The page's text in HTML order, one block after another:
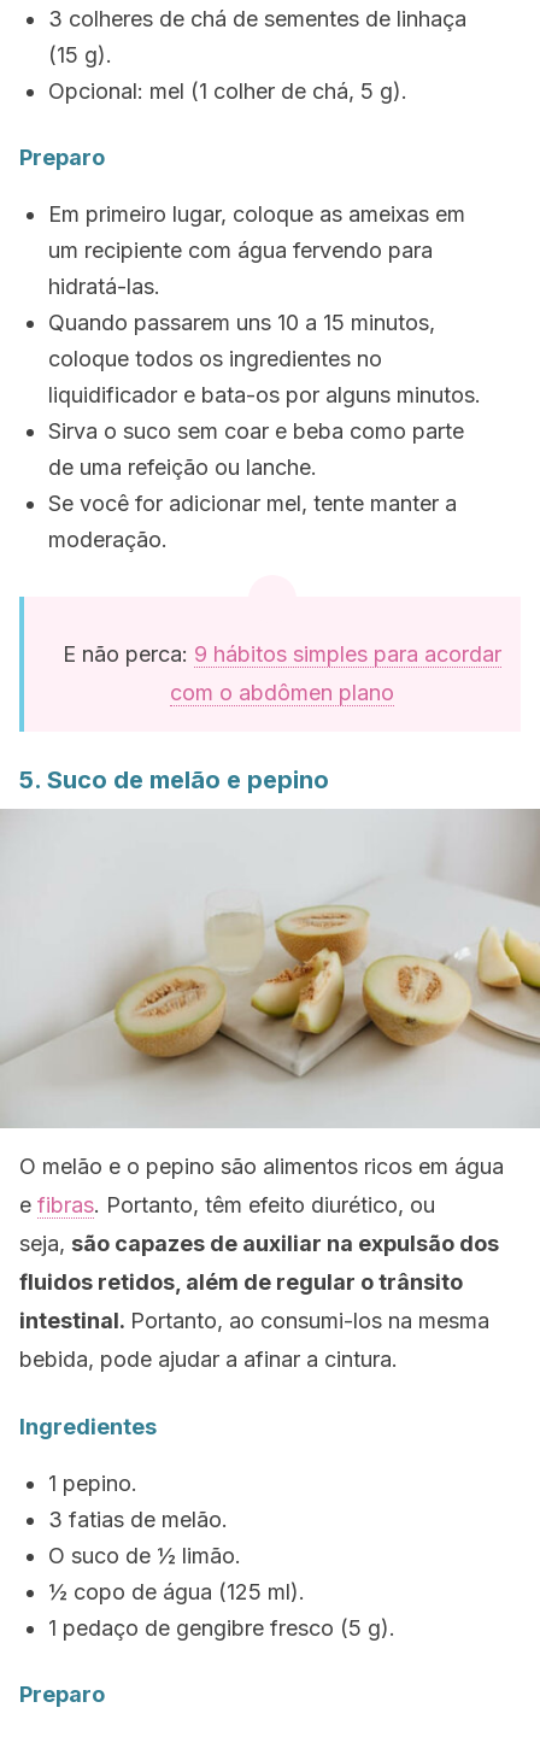
3 colheres de chá de sementes de linhaça
(15 g).
Opcional: mel (1 colher de chá, 5 g).
Preparo
Em primeiro lugar, coloque as ameixas em
um recipiente com água fervendo para
hidratá-las.
Quando passarem uns 10 a 15 minutos,
coloque todos os ingredientes no
liquidificador e bata-os por alguns minutos.
Sirva o suco sem coar e beba como parte
de uma refeição ou lanche.
Se você for adicionar mel, tente manter a
moderação.
E não perca: 9 hábitos simples para acordar
com o abdômen plano
5. Suco de melão e pepino
O melão e o pepino são alimentos ricos em água
e fibras. Portanto, têm efeito diurético, ou
seja, são capazes de auxiliar na expulsão dos
fluidos retidos, além de regular o trânsito
intestinal. Portanto, ao consumi-los na mesma
bebida, pode ajudar a afinar a cintura.
Ingredientes
1 pepino.
3 fatias de melão.
O suco de ½ limão.
½ copo de água (125 ml).
1 pedaço de gengibre fresco (5 g).
Preparo